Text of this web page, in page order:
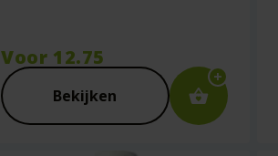
Voor 12.75
Bekijken